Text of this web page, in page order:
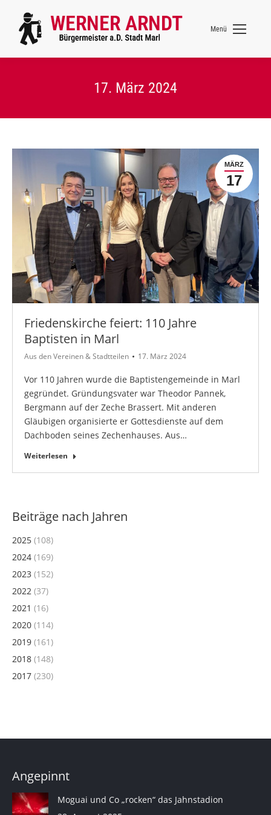
Menü
17. März 2024
MÄRZ
17
Friedenskirche feiert: 110 Jahre
Baptisten in Marl
Aus den Vereinen & Stadtteilen 17. März 2024
Vor 110 Jahren wurde die Baptistengemeinde in Marl
gegründet. Gründungsvater war Theodor Pannek,
Bergmann auf der Zeche Brassert. Mit anderen
Gläubigen organisierte er Gottesdienste auf dem
Dachboden seines Zechenhauses. Aus…
Weiterlesen
Beiträge nach Jahren
2025 (108)
2024 (169)
2023 (152)
2022 (37)
2021 (16)
2020 (114)
2019 (161)
2018 (148)
2017 (230)
Angepinnt
Moguai und Co „rocken“ das Jahnstadion